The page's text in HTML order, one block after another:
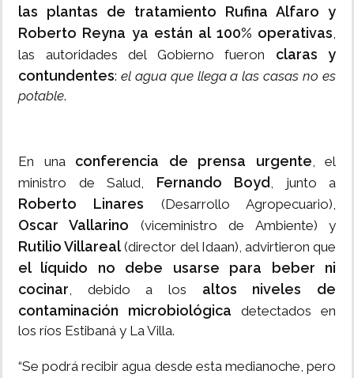
las plantas de tratamiento Rufina Alfaro y
Roberto Reyna ya están al 100% operativas,
las autoridades del Gobierno fueron claras y
contundentes: el agua que llega a las casas no es
potable.
En una conferencia de prensa urgente, el
ministro de Salud, Fernando Boyd , junto a
Roberto Linares (Desarrollo Agropecuario),
Oscar Vallarino (viceministro de Ambiente) y
Rutilio Villareal(director del Idaan), advirtieron que
el líquido no debe usarse para beber ni
cocinar, debido a los altos niveles de
contaminación microbiológica detectados en
los ríos Estibaná y La Villa.
“Se podrá recibir agua desde esta medianoche, pero